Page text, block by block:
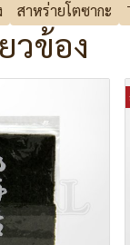
สาหร่ายโตซากะ
วข้อง